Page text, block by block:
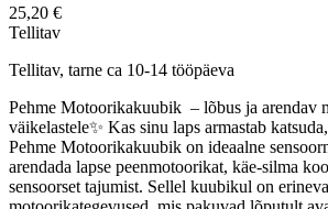
25,20 €
Tellitav
Tellitav, tarne ca 10-14 tööpäeva
Pehme Motoorikakuubik – lõbus ja arendav
väikelastele✨ Kas sinu laps armastab
Pehme Motoorikakuubik on ideaalne
arendada lapse peenmotoorikat, käe-silma
sensoorset tajumist. Sellel kuubikul on